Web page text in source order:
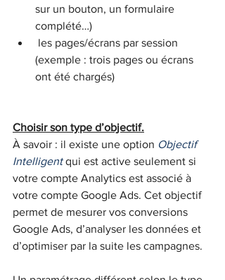
sur un bouton, un formulaire
complété…)
les pages/écrans par session
(exemple : trois pages ou écrans
ont été chargés)
Choisir son type d’objectif.
À savoir : il existe une option Objectif
Intelligent qui est active seulement si
votre compte Analytics est associé à
votre compte Google Ads. Cet objectif
permet de mesurer vos conversions
Google Ads, d’analyser les données et
d’optimiser par la suite les campagnes.